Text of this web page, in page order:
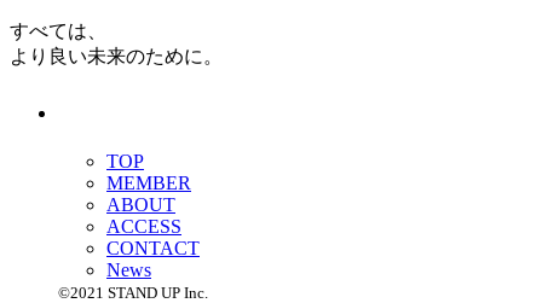
すべては、
より良い未来のために。
TOP
MEMBER
ABOUT
ACCESS
CONTACT
News
©2021 STAND UP Inc.